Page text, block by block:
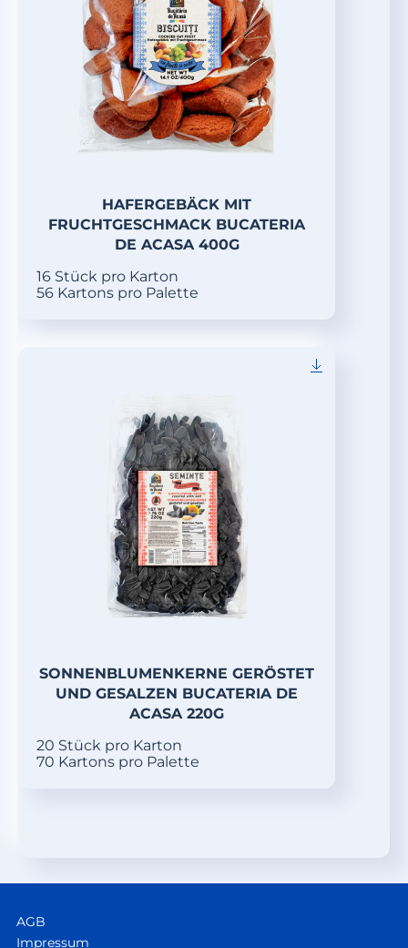
HAFERGEBÄCK MIT
FRUCHTGESCHMACK BUCATERIA
DE ACASA 400G
16 Stück pro Karton
56 Kartons pro Palette
SONNENBLUMENKERNE GERÖSTET
UND GESALZEN BUCATERIA DE
ACASA 220G
20 Stück pro Karton
70 Kartons pro Palette
AGB
Impressum